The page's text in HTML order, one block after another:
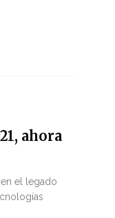
ahora
el legado